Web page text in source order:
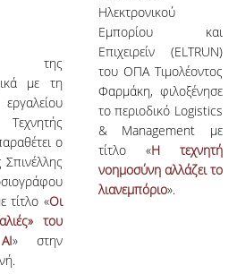
ΤΟΥ ΤΜΗΜΑΤΟΣ
ΕΡΓΑΣΙΑ
ΑΠΟΦΟΙΤΩΝ
της
με τη
ο
τίτλο «Οι
του
» στην
Ηλεκτρονικού
Εμπορίου και
Επιχειρείν (ELTRUN)
του ΟΠΑ Τιμολέοντος
Φαρμάκη, φιλοξένησε
το περιοδικό Logistics
& Management με
τίτλο «Η τεχνητή
νοημοσύνη αλλάζει το
λιανεμπόριο».